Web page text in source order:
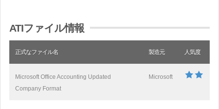
ATIファイル情報
正式なファイル名 製造元 人気度
Microsoft Office Accounting Updated
Company Format
Microsoft